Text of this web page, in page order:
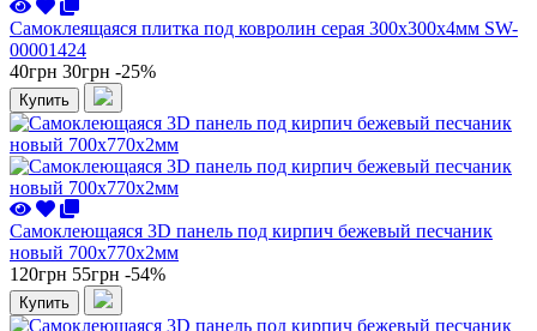
Самоклеящаяся плитка под ковролин серая 300х300х4мм SW-
00001424
40грн 30грн -25%
Купить
Самоклеющаяся 3D панель под кирпич бежевый песчаник
новый 700x770x2мм
120грн 55грн -54%
Купить